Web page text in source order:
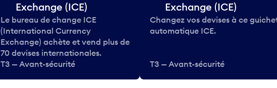
Exchange (ICE)
Le bureau de change ICE
(International Currency
Exchange) achète et vend plus de
70 devises internationales.
T3 — Avant-sécurité
Exchange (ICE)
Changez vos devises à ce
automatique ICE.
T3 — Avant-sécurité